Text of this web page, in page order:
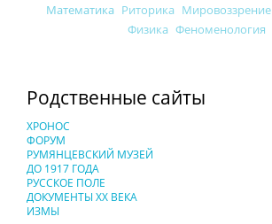
Математика Риторика Мировоззрение
Физика Феноменология
Родственные сайты
ХРОНОС
ФОРУМ
РУМЯНЦЕВСКИЙ МУЗЕЙ
ДО 1917 ГОДА
РУССКОЕ ПОЛЕ
ДОКУМЕНТЫ XX ВЕКА
ИЗМЫ